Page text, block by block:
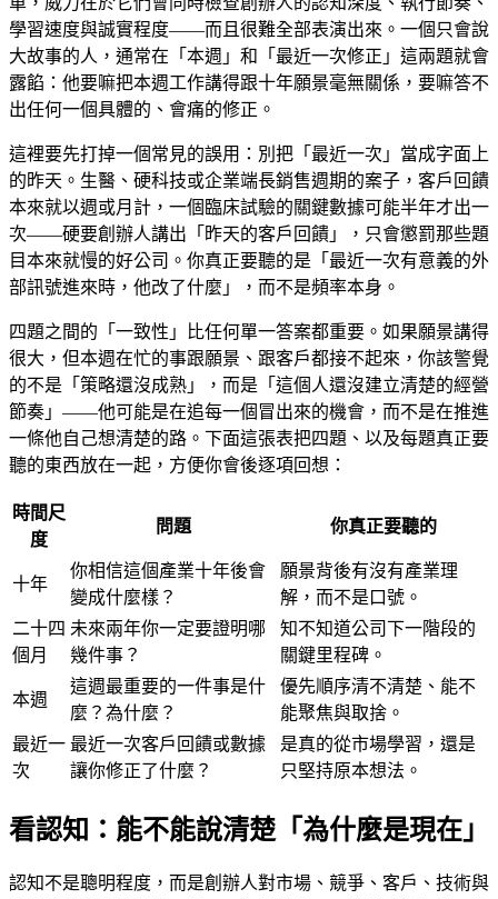
學習速度與誠實程度——而且很難全部表演出來。一個只會說
大故事的人，通常在「本週」和「最近一次修正」這兩題就會
露餡：他要嘛把本週工作講得跟十年願景毫無關係，要嘛答不
出任何一個具體的、會痛的修正。
這裡要先打掉一個常見的誤用：別把「最近一次」當成字面上
的昨天。生醫、硬科技或企業端長銷售週期的案子，客戶回饋
本來就以週或月計，一個臨床試驗的關鍵數據可能半年才出一
次——硬要創辦人講出「昨天的客戶回饋」，只會懲罰那些題
目本來就慢的好公司。你真正要聽的是「最近一次有意義的外
部訊號進來時，他改了什麼」，而不是頻率本身。
四題之間的「一致性」比任何單一答案都重要。如果願景講得
很大，但本週在忙的事跟願景、跟客戶都接不起來，你該警覺
的不是「策略還沒成熟」，而是「這個人還沒建立清楚的經營
節奏」——他可能是在追每一個冒出來的機會，而不是在推進
一條他自己想清楚的路。下面這張表把四題、以及每題真正要
聽的東西放在一起，方便你會後逐項回想：
時間尺
度
問題 你真正要聽的
十年
你相信這個產業十年後會
變成什麼樣？
願景背後有沒有產業理
解，而不是口號。
二十四
個月
未來兩年你一定要證明哪
幾件事？
知不知道公司下一階段的
關鍵里程碑。
本週
這週最重要的一件事是什
麼？為什麼？
優先順序清不清楚、能不
能聚焦與取捨。
最近一
次
最近一次客戶回饋或數據
讓你修正了什麼？
是真的從市場學習，還是
只堅持原本想法。
看認知：能不能說清楚「為什麼是現在」
認知不是聰明程度，而是創辦人對市場、競爭、客戶、技術與